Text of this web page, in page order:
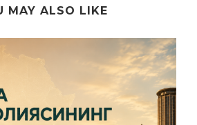
MAY ALSO LIKE